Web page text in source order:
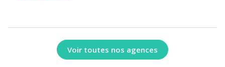
Voir toutes nos agences